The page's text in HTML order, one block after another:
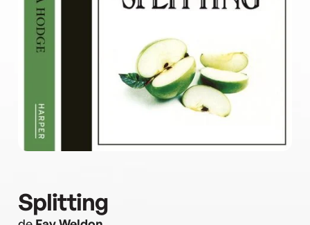
Splitting